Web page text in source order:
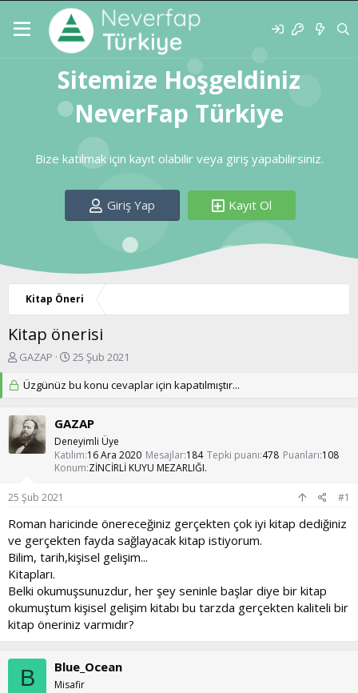
Sitemize Hoşgeldiniz
NeverFap Türkiye
Bize katılmak için kayıt olabilir veya giriş yapabilirsiniz.
Giriş Yap Kayıt Ol
Kitap Öneri
Kitap önerisi
K
n
y
u
b
a
a
a
n
GAZAP
B
ş
n
g
ı
ç
i
h
i
25 Şub 2021
Üzgünüz bu konu cevaplar için kapatılmıştır...
GAZAP
Deneyimli Üye
Katılım 16 Ara 2020 Mesajlar 184 Tepki puanı 478 Puanları 108
Konum ZİNCİRLİ KUYU MEZARLIĞI.
25 Şub 2021 #1
Roman haricinde önereceğiniz gerçekten çok iyi kitap dediğiniz
ve gerçekten fayda sağlayacak kitap istiyorum.
Bilim, tarih,kişisel gelişim...
Kitapları.
Belki okumuşsunuzdur, her şey seninle başlar diye bir kitap
okumuştum kişisel gelişim kitabı bu tarzda gerçekten kaliteli bir
kitap öneriniz varmıdır?
B Blue_Ocean
Misafir